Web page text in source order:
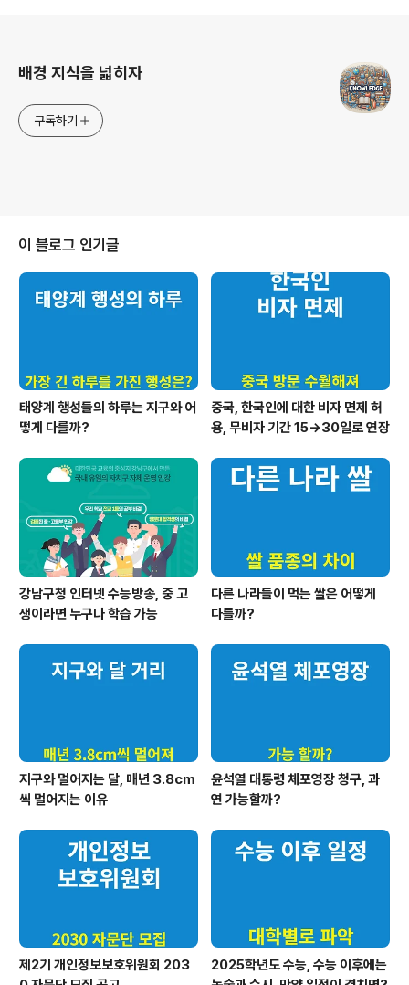
배경 지식을 넓히자
구독하기
이 블로그 인기글
태양계 행성들의 하루는 지구와 어
떻게 다를까?
중국, 한국인에 대한 비자 면제 허
용, 무비자 기간 15→30일로 연장
강남구청 인터넷 수능방송, 중 고
생이라면 누구나 학습 가능
다른 나라들이 먹는 쌀은 어떻게
다를까?
지구와 멀어지는 달, 매년 3.8cm
씩 멀어지는 이유
윤석열 대통령 체포영장 청구, 과
연 가능할까?
제2기 개인정보보호위원회 203
2025학년도 수능, 수능 이후에는